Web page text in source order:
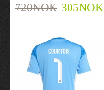
720NOK 305NOK